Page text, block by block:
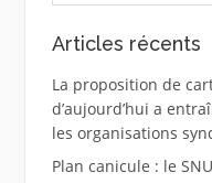
Articles récents
La proposition de
d’aujourd’hui a
les organisations
Plan canicule : le